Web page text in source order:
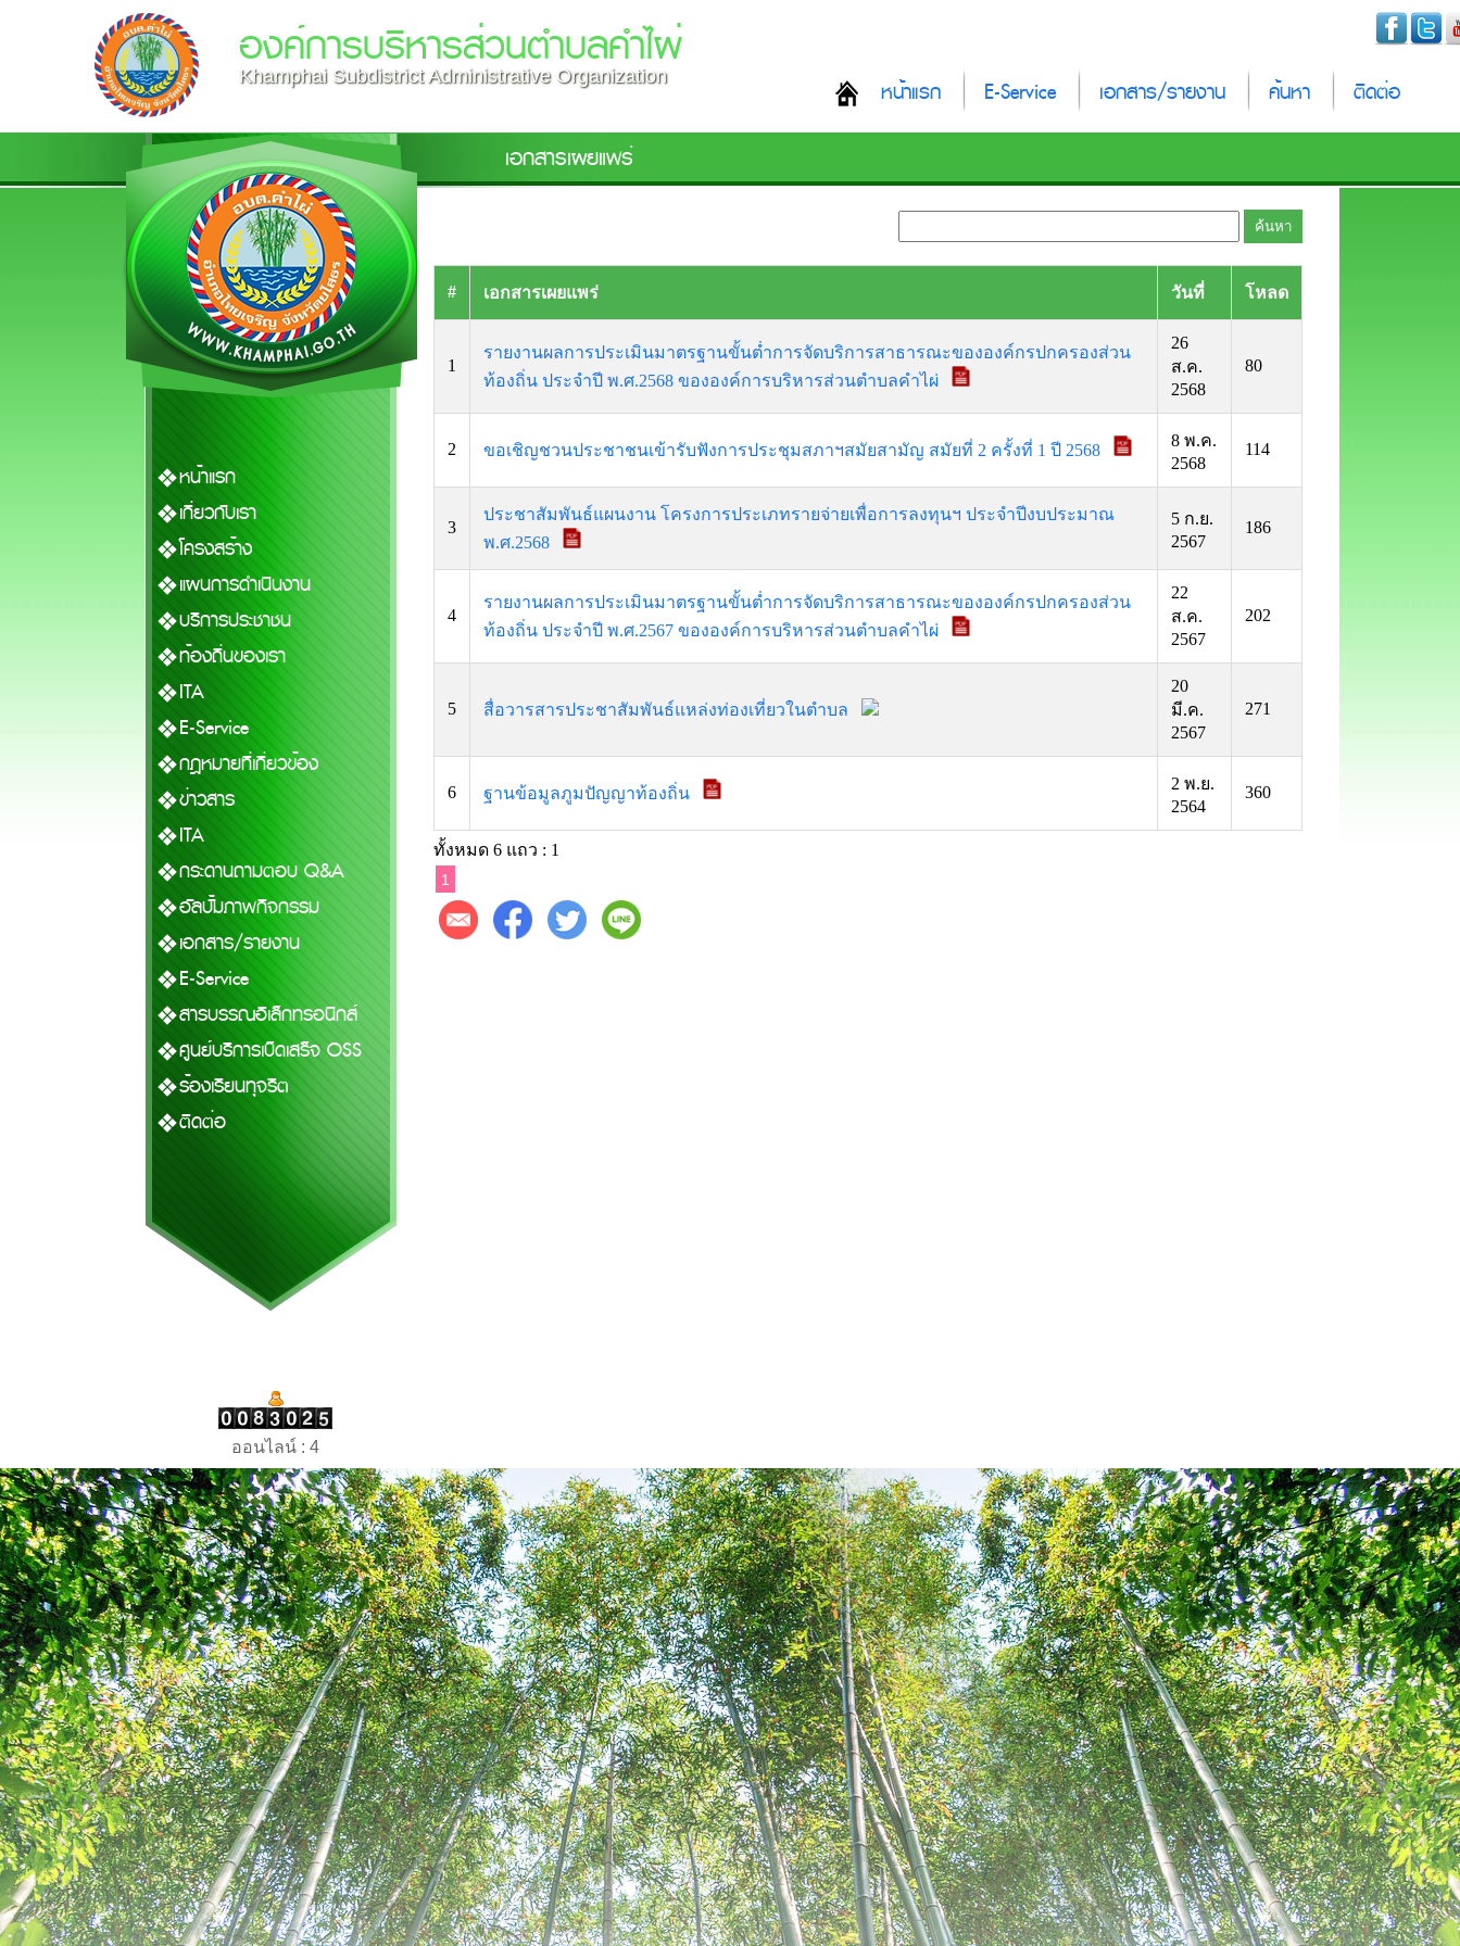
องค์การบริหารส่วนตำบลคำไผ่
Khamphai Subdistrict Administrative Organization
หน้าแรก E-Service เอกสาร/รายงาน ค้นหา ติดต่อ
เอกสารเผยแพร่
หน้าแรก
เกี่ยวกับเรา
โครงสร้าง
แผนการดำเนินงาน
บริการประชาชน
ท้องถิ่นของเรา
ITA
E-Service
กฎหมายที่เกี่ยวข้อง
ข่าวสาร
ITA
กระดานถามตอบ Q&A
อัลบั้มภาพกิจกรรม
เอกสาร/รายงาน
E-Service
สารบรรณอิเล็กทรอนิกส์
ศูนย์บริการเบ็ดเสร็จ OSS
ร้องเรียนทุจริต
ติดต่อ
ออนไลน์ : 4
# เอกสารเผยแพร่ วันที่ โหลด
1
รายงานผลการประเมินมาตรฐานขั้นต่ำการจัดบริการสาธารณะขององค์กรปกครองส่วน
ท้องถิ่น ประจำปี พ.ศ.2568 ขององค์การบริหารส่วนตำบลคำไผ่
26
ส.ค.
2568
80
2 ขอเชิญชวนประชาชนเข้ารับฟังการประชุมสภาฯสมัยสามัญ สมัยที่ 2 ครั้งที่ 1 ปี 2568
8 พ.ค.
2568
114
3
ประชาสัมพันธ์แผนงาน โครงการประเภทรายจ่ายเพื่อการลงทุนฯ ประจำปีงบประมาณ
พ.ศ.2568
5 ก.ย.
2567
186
4
รายงานผลการประเมินมาตรฐานขั้นต่ำการจัดบริการสาธารณะขององค์กรปกครองส่วน
ท้องถิ่น ประจำปี พ.ศ.2567 ขององค์การบริหารส่วนตำบลคำไผ่
22
ส.ค.
2567
202
5 สื่อวารสารประชาสัมพันธ์แหล่งท่องเที่ยวในตำบล
20
มี.ค.
2567
271
6 ฐานข้อมูลภูมปัญญาท้องถิ่น
2 พ.ย.
2564
360
ทั้งหมด 6 แถว : 1
1